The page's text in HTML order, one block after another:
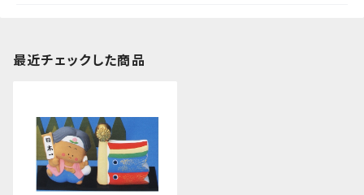
最近チェックした商品